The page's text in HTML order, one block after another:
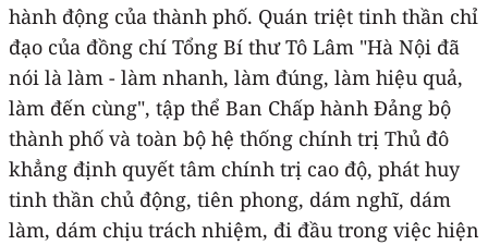
hành động của thành phố. Quán triệt tinh thần chỉ
đạo của đồng chí Tổng Bí thư Tô Lâm "Hà Nội đã
nói là làm - làm nhanh, làm đúng, làm hiệu quả,
làm đến cùng", tập thể Ban Chấp hành Đảng bộ
thành phố và toàn bộ hệ thống chính trị Thủ đô
khẳng định quyết tâm chính trị cao độ, phát huy
tinh thần chủ động, tiên phong, dám nghĩ, dám
làm, dám chịu trách nhiệm, đi đầu trong việc hiện